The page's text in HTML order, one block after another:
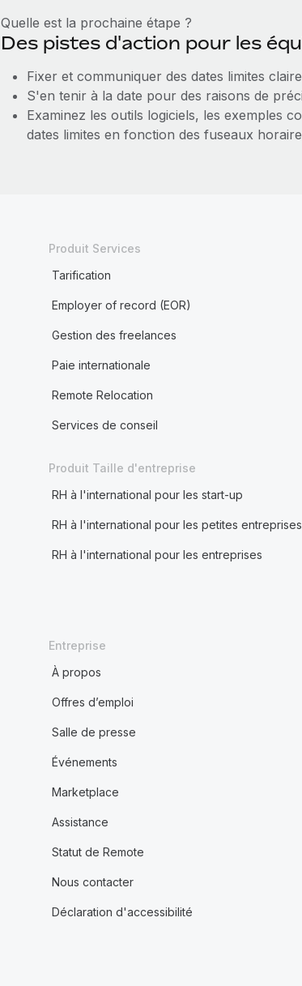
Quelle est la prochaine étape ?
Des pistes d'action pour les
Fixer et communiquer des dates limites
S'en tenir à la date pour des raisons de
Examinez les outils logiciels, les exemples
dates limites en fonction des fuseaux
Produit Services
Tarification
Employer of record (EOR)
Gestion des freelances
Paie internationale
Remote Relocation
Services de conseil
Produit Taille d'entreprise
RH à l'international pour les start-up
RH à l'international pour les petites entreprises
RH à l'international pour les entreprises
Entreprise
À propos
Offres d’emploi
Salle de presse
Événements
Marketplace
Assistance
Statut de Remote
Nous contacter
Déclaration d'accessibilité